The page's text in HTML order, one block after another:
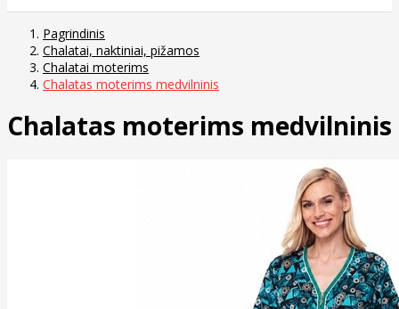
Pagrindinis
Chalatai, naktiniai, pižamos
Chalatai moterims
Chalatas moterims medvilninis
Chalatas moterims medvilninis